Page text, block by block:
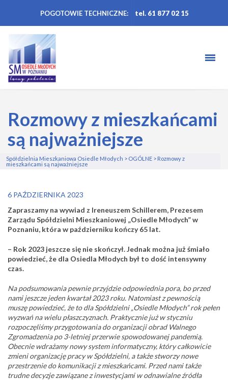
POGOTOWIE TECHNICZNE: tel. 61 877 02 15
Rozmowy z mieszkańcami
są najważniejsze
Spółdzielnia Mieszkaniowa Osiedle Młodych > OGÓLNE > Rozmowy z
mieszkańcami są najważniejsze
6 PAŹDZIERNIKA 2023
Zapraszamy na wywiad z Ireneuszem Schillerem, Prezesem
Zarządu Spółdzielni Mieszkaniowej „Osiedle Młodych” w
Poznaniu, która w październiku kończy 65 lat.
– Rok 2023 jeszcze się nie skończył. Jednak można już śmiało
powiedzieć, że dla Osiedla Młodych był to dość intensywny
czas.
Na podsumowania pewnie przyjdzie odpowiednia pora, bo przed
nami jeszcze jeden kwartał 2023 roku. Natomiast z pewnością
muszę powiedzieć, że to dla Spółdzielni „Osiedle Młodych” rok pełen
wyzwań na wielu płaszczyznach. Praktycznie już w styczniu
rozpoczęliśmy przygotowania do organizacji obrad Walnego
Zgromadzenia po 3-letniej przerwie spowodowanej pandemią.
Obecnie wdrażamy nowy system informatyczny, który całkowicie
zmieni organizację pracy w Spółdzielni, a także stworzy nowe
przestrzenie do komunikacji z mieszkańcami. Przed nami także
trudne decyzje zawiązane z inwestycjami w odnawialne źródła